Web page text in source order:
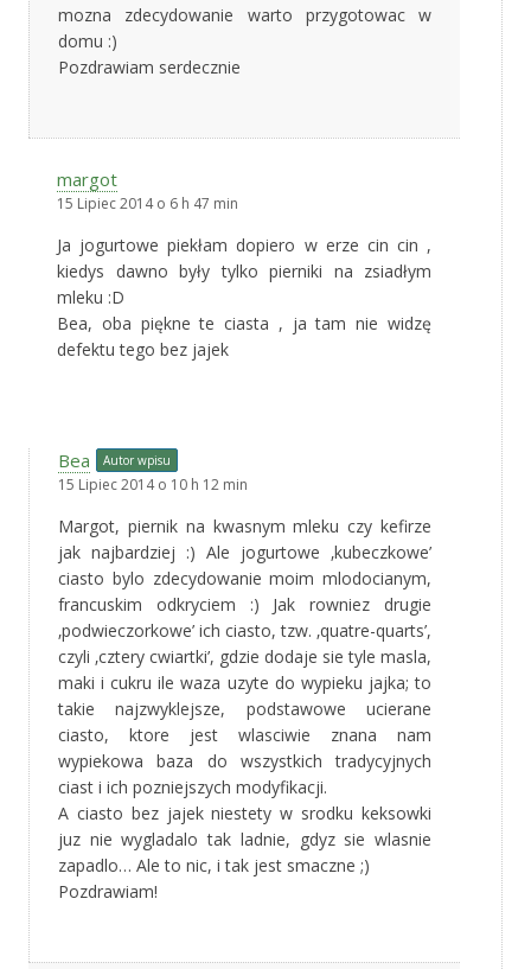
mozna zdecydowanie warto przygotowac w
domu :)
Pozdrawiam serdecznie
margot
15 Lipiec 2014 o 6 h 47 min
Ja jogurtowe piekłam dopiero w erze cin cin ,
kiedys dawno były tylko pierniki na zsiadłym
mleku :D
Bea, oba piękne te ciasta , ja tam nie widzę
defektu tego bez jajek
Bea Autor wpisu
15 Lipiec 2014 o 10 h 12 min
Margot, piernik na kwasnym mleku czy kefirze
jak najbardziej :) Ale jogurtowe ‚kubeczkowe’
ciasto bylo zdecydowanie moim mlodocianym,
francuskim odkryciem :) Jak rowniez drugie
‚podwieczorkowe’ ich ciasto, tzw. ‚quatre-quarts’,
czyli ‚cztery cwiartki’, gdzie dodaje sie tyle masla,
maki i cukru ile waza uzyte do wypieku jajka; to
takie najzwyklejsze, podstawowe ucierane
ciasto, ktore jest wlasciwie znana nam
wypiekowa baza do wszystkich tradycyjnych
ciast i ich pozniejszych modyfikacji.
A ciasto bez jajek niestety w srodku keksowki
juz nie wygladalo tak ladnie, gdyz sie wlasnie
zapadlo… Ale to nic, i tak jest smaczne ;)
Pozdrawiam!